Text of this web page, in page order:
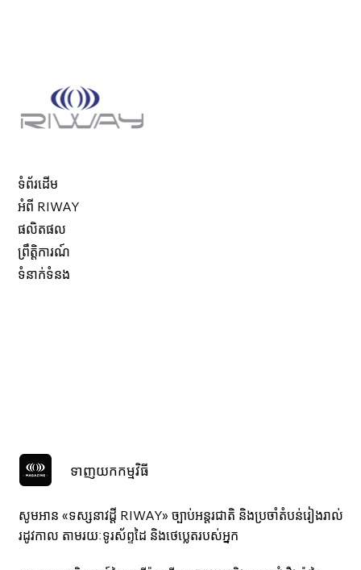
ទំព័រដើម
អំពី RIWAY
ផលិតផល
ព្រឹត្តិការណ៍
ទំនាក់ទំនង
ទាញយកកម្មវិធី
សូមអាន «ទស្សនាវ​ដ្ដី RIWAY» ច្បាប់អន្តរជាតិ និងប្រចាំតំបន់រៀងរាល់
រដូវកាល តាមរយៈទូរស័ព្ទដៃ និងថេប្លេតរបស់អ្នក